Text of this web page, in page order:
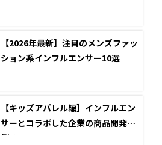
【2026年最新】注目のメンズファッ
ション系インフルエンサー10選
【キッズアパレル編】インフルエン
サーとコラボした企業の商品開発事
例5選